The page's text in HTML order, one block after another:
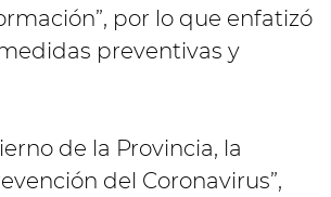
por lo que enfatizó
preventivas y
de la Provincia, la
del Coronavirus”,